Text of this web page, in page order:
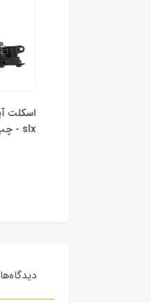
slx - چپ (راننده)
دیدگاه‌ها